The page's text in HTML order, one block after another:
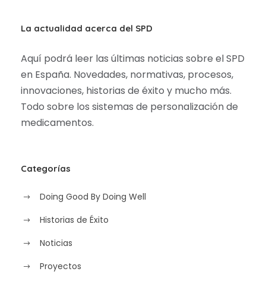
La actualidad acerca del SPD
Aquí podrá leer las últimas noticias sobre el SPD
en España. Novedades, normativas, procesos,
innovaciones, historias de éxito y mucho más.
Todo sobre los sistemas de personalización de
medicamentos.
Categorías
Doing Good By Doing Well
Historias de Éxito
Noticias
Proyectos